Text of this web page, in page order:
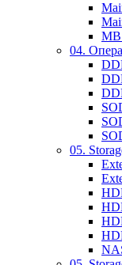
MB
04.
05.